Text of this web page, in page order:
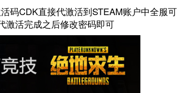
码CDK直接代激活到STEAM账户中全服可
激活完成之后修改密码即可